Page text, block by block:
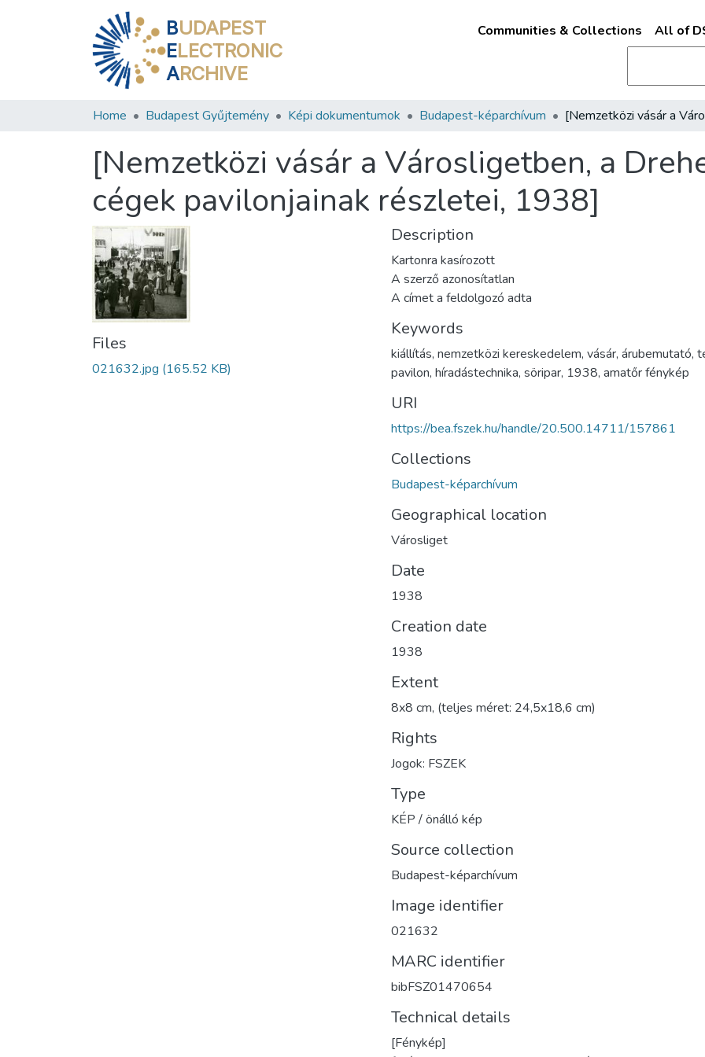
BUDAPEST
ELECTRONIC
ARCHIVE
Communities & Collections All of
Home Budapest Gyűjtemény Képi dokumentumok Budapest-képarchívum
[Nemzetközi vásár a Városligetben, a
cégek pavilonjainak részletei, 1938]
Files
021632.jpg (165.52 KB)
Description
Kartonra kasírozott
A szerző azonosítatlan
A címet a feldolgozó adta
Keywords
kiállítás, nemzetközi kereskedelem, vásár, árubemutató,
pavilon, híradástechnika, söripar, 1938, amatőr fénykép
URI
https://bea.fszek.hu/handle/20.500.14711/157861
Collections
Budapest-képarchívum
Geographical location
Városliget
Date
1938
Creation date
1938
Extent
8x8 cm, (teljes méret: 24,5x18,6 cm)
Rights
Jogok: FSZEK
Type
KÉP / önálló kép
Source collection
Budapest-képarchívum
Image identifier
021632
MARC identifier
bibFSZ01470654
Technical details
[Fénykép]